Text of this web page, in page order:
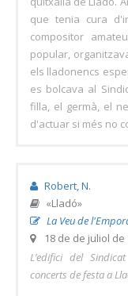
que tenia cura
compositor
popular,
els lladonencs
es bolcava al
filla, el germà, el
d'actuar si més no
Robert, N.
«Lladó»
La Veu de
18 de de juliol de
L’edifici del
concerts de festa a